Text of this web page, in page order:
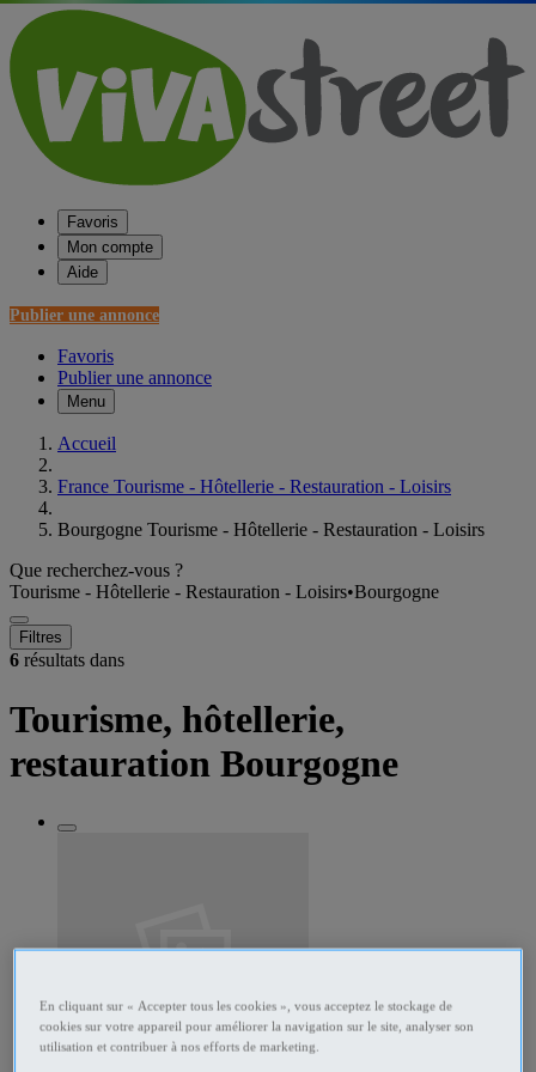
Favoris
Mon compte
Aide
Publier une annonce
Favoris
Publier une annonce
Menu
Accueil
France Tourisme - Hôtellerie - Restauration - Loisirs
Bourgogne Tourisme - Hôtellerie - Restauration - Loisirs
Que recherchez-vous ?
Tourisme - Hôtellerie - Restauration - Loisirs•Bourgogne
Filtres
6 résultats dans
Tourisme, hôtellerie,
restauration Bourgogne
En cliquant sur « Accepter tous les cookies », vous acceptez le stockage de
cookies sur votre appareil pour améliorer la navigation sur le site, analyser son
utilisation et contribuer à nos efforts de marketing.